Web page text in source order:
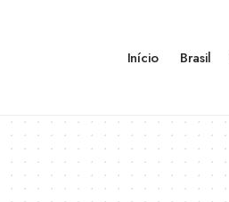
Início Brasil